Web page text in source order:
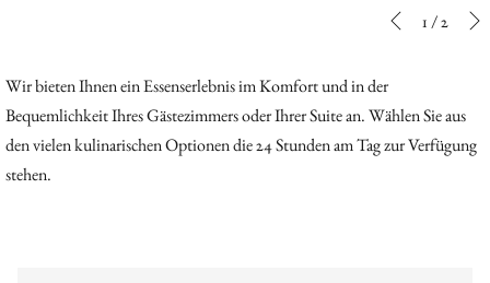
Diashow-
Durch
die
folgenden
Vorherige
1 /2
Wir bieten Ihnen ein Essenserlebnis im Komfort und in der
Bequemlichkeit Ihres Gästezimmers oder Ihrer Suite an. Wählen Sie aus
den vielen kulinarischen Optionen die 24 Stunden am Tag zur Verfügung
stehen.